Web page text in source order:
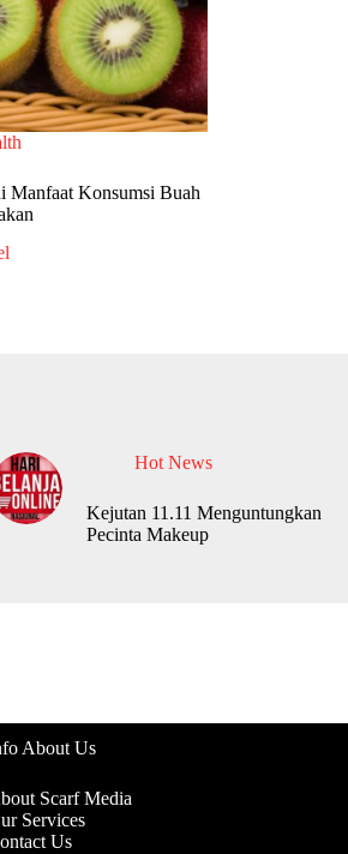
Manfaat Konsumsi Buah
Hot News
Kejutan 11.11 Menguntungkan
Pecinta Makeup
About Us
Scarf Media
Services
Us